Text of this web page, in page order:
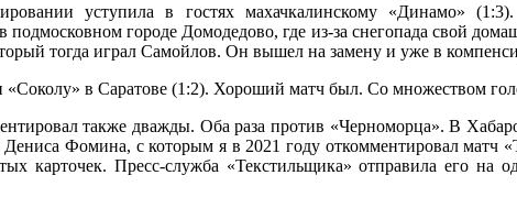
уступила в гостях махачкалинскому «Динамо»
подмосковном городе Домодедово, где из-за снегопада свой
тогда играл Самойлов. Он вышел на замену и уже в
в Саратове (1:2). Хороший матч был. Со множеством
также дважды. Оба раза против «Черноморца». В
Фомина, с которым я в 2021 году откомментировал
карточек. Пресс-служба «Текстильщика» отправила его